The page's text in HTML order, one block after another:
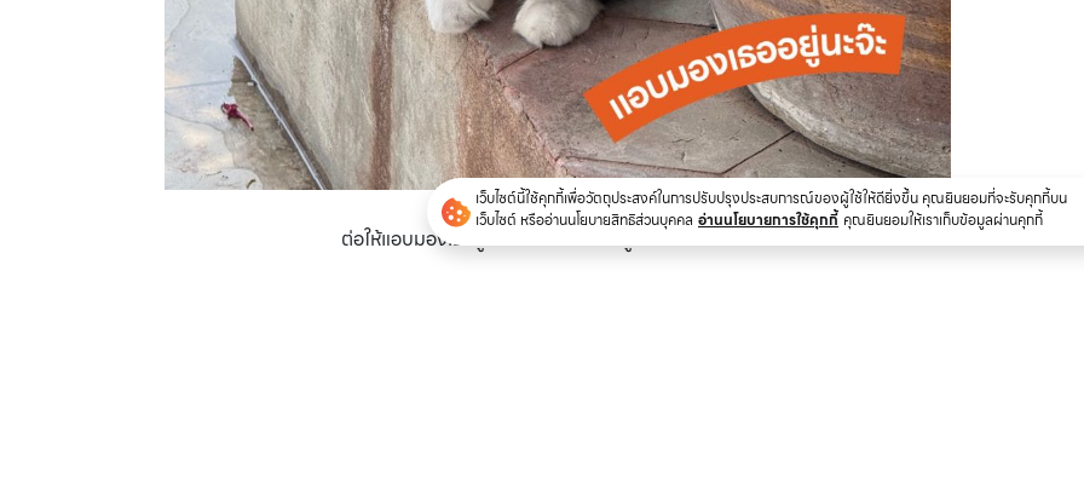
ต่อให้แอบมองเธอยู่นะจ๊ะฉันก็เจอเธออยู่เสมอนะบอกเลยยย
เว็บไซต์นี้ใช้คุกกี้เพื่อวัตถุประสงค์ในการปรับปรุงประสบการณ์ของผู้ใช้ให้ดียิ่งขึ้น คุณยินยอมที่จะรับคุกกี้บน
เว็บไซต์ หรืออ่านนโยบายสิทธิส่วนบุคคล อ่านนโยบายการใช้คุกกี้ คุณยินยอมให้เราเก็บข้อมูลผ่านคุกกี้